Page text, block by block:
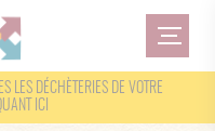
LES DÉCHÈTERIES DE VOTRE
ICI